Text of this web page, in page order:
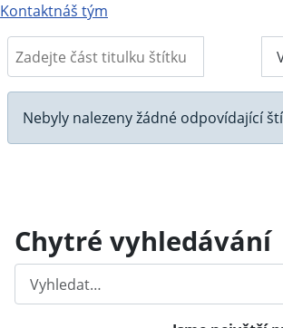
Kontaktnáš tým
Zadejte část titulku štítku
Informace
Nebyly nalezeny žádné odpovídající
Chytré vyhledávání
Hledat